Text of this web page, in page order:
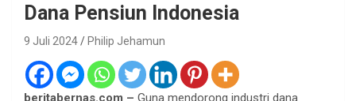
Dana Pensiun Indonesia
9 Juli 2024 Philip Jehamun
beritabernas.com – Guna mendorong industri dana